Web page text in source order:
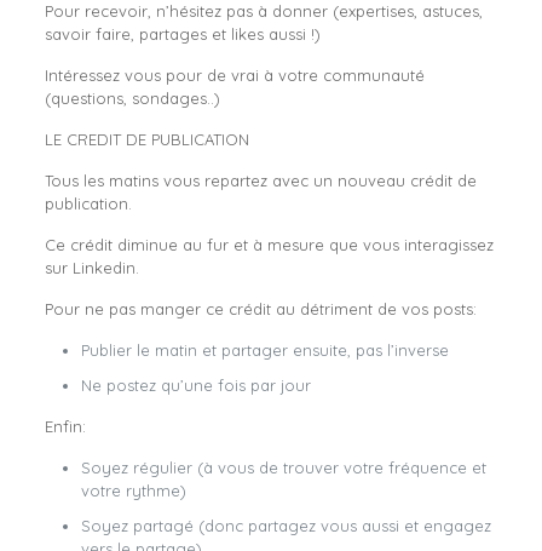
Pour recevoir, n’hésitez pas à donner (expertises, astuces,
savoir faire, partages et likes aussi !)
Intéressez vous pour de vrai à votre communauté
(questions, sondages..)
LE CREDIT DE PUBLICATION
Tous les matins vous repartez avec un nouveau crédit de
publication.
Ce crédit diminue au fur et à mesure que vous interagissez
sur Linkedin.
Pour ne pas manger ce crédit au détriment de vos posts:
Publier le matin et partager ensuite, pas l’inverse
Ne postez qu’une fois par jour
Enfin:
Soyez régulier (à vous de trouver votre fréquence et
votre rythme)
Soyez partagé (donc partagez vous aussi et engagez